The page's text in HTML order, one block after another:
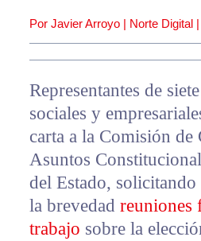
Por Javier Arroyo | Norte Digital |
Representantes de
sociales y
carta a la Comisión
Asuntos
del Estado,
la brevedad reuniones
trabajo sobre la